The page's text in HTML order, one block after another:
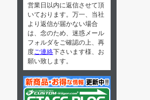
営業日以内に返信させて頂
いております。万一、当社
より返信が届かない場合
は、念のため、迷惑メール
フォルダをご確認の上、再
度 ご連絡下さいます様、お
願い致します。